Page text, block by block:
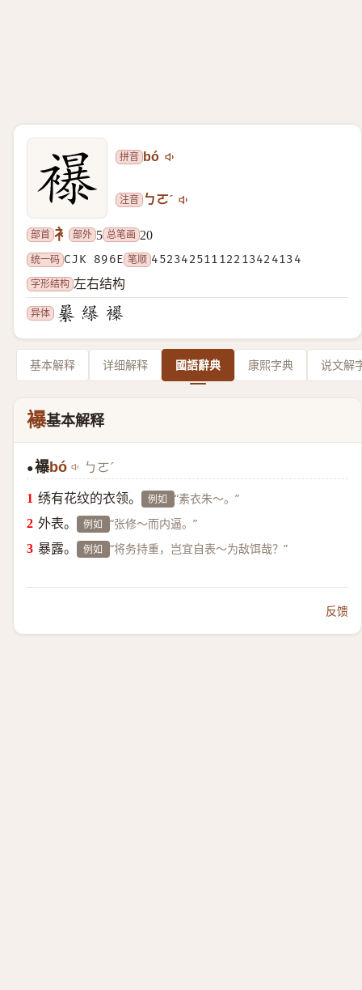
拼音 bó
注音 ㄅㄛˊ
部首 衤 部外 5 总笔画 20
统一码 CJK 896E 笔顺 45234251112213424134
字形结构 左右结构
异体
基本解释 详细解释 國語辭典 康熙字典 说文解
襮基本解释
●襮bó ㄅㄛˊ
绣有花纹的衣领。 例如 “素衣朱～。”
外表。 例如 “张修～而内逼。”
暴露。 例如 “将务持重，岂宜自表～为敌饵哉？”
反馈